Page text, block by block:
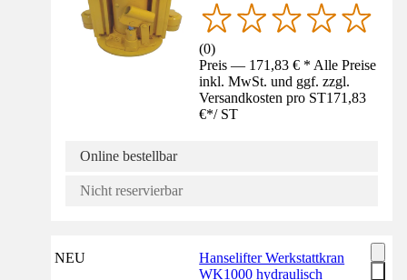
(0)
Preis — 171,83 € * Alle Preise
inkl. MwSt. und ggf. zzgl.
Versandkosten pro ST171,83
€*/ ST
Online bestellbar
Nicht reservierbar
NEU
Hanselifter Werkstattkran
WK1000 hydraulisch